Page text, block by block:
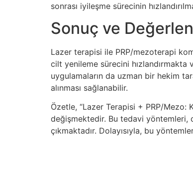
sonrası iyileşme sürecinin
Sonuç ve
Lazer terapisi ile PRP/mezoterapi
cilt yenileme sürecini hızlandırmakta
uygulamaların da uzman bir hekim
alınması sağlanabilir.
Özetle, “Lazer Terapisi + PRP/Mezo:
değişmektedir. Bu tedavi yöntemleri,
çıkmaktadır. Dolayısıyla, bu